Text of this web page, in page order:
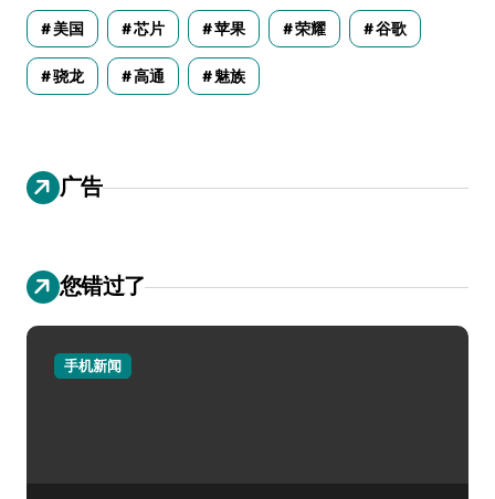
美国 芯片 苹果 荣耀 谷歌
骁龙 高通 魅族
广告
您错过了
手机新闻